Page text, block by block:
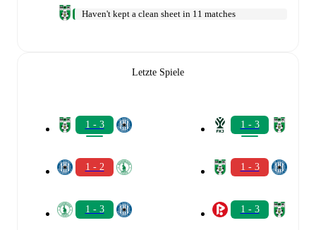
Haven't kept a clean sheet in 11 matches
Letzte Spiele
1 - 3
1 - 2
1 - 3
1 - 3
1 - 3
1 - 3